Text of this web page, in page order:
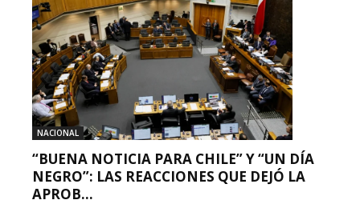
NACIONAL
“BUENA NOTICIA PARA CHILE” Y “UN DÍA
NEGRO”: LAS REACCIONES QUE DEJÓ LA
APROB...